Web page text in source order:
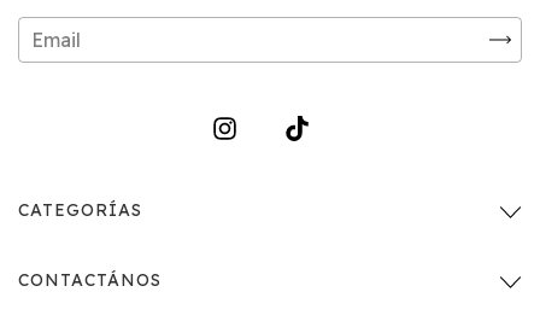
CATEGORÍAS
CONTACTÁNOS